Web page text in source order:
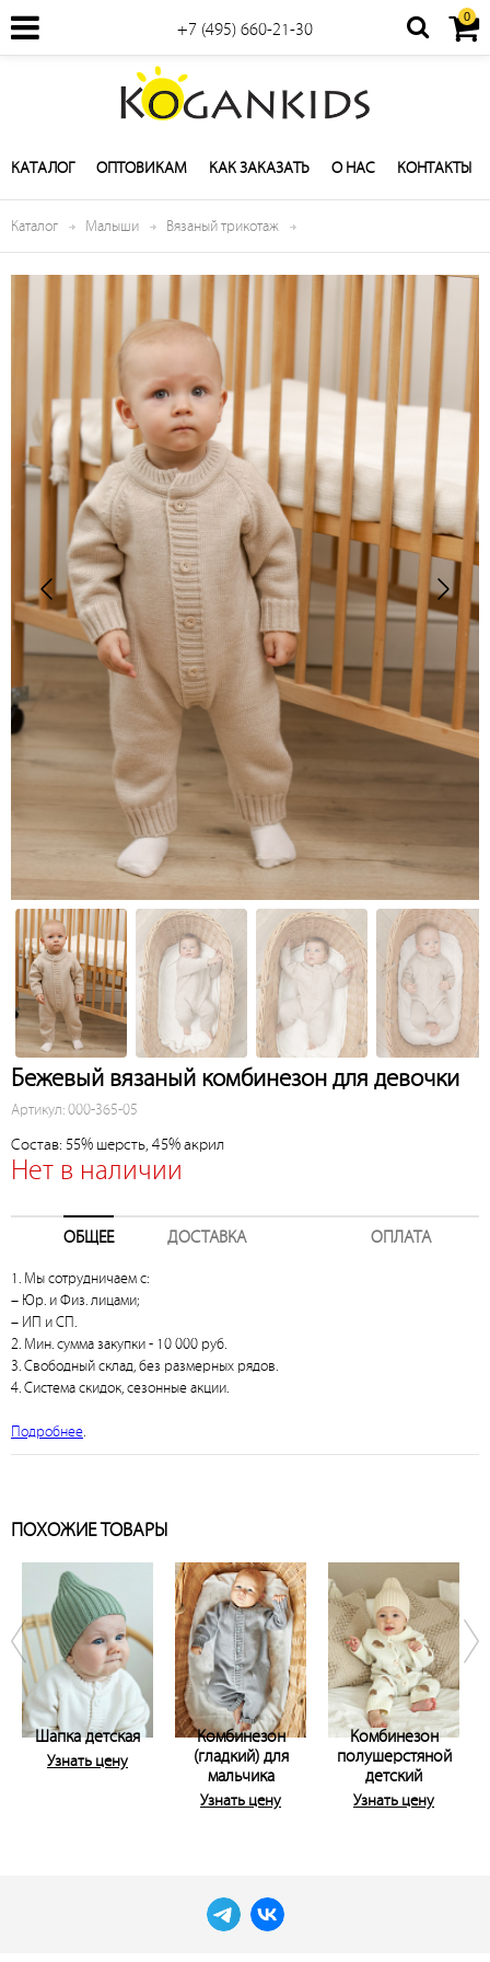
+7 (495) 660-21-30
0
КАТАЛОГ ОПТОВИКАМ КАК ЗАКАЗАТЬ О НАС КОНТАКТЫ
Каталог Малыши Вязаный трикотаж
Бежевый вязаный комбинезон для девочки
Артикул: 000-365-05
Состав: 55% шерсть, 45% акрил
Нет в наличии
ОБЩЕЕ ДОСТАВКА ОПЛАТА
1. Мы сотрудничаем с:
– Юр. и Физ. лицами;
– ИП и СП.
2. Мин. сумма закупки - 10 000 руб.
3. Свободный склад, без размерных рядов.
4. Система скидок, сезонные акции.
Подробнее.
ПОХОЖИЕ ТОВАРЫ
Шапка детская
Узнать цену
Комбинезон
(гладкий) для
мальчика
Узнать цену
Комбинезон
полушерстяной
детский
Узнать цену